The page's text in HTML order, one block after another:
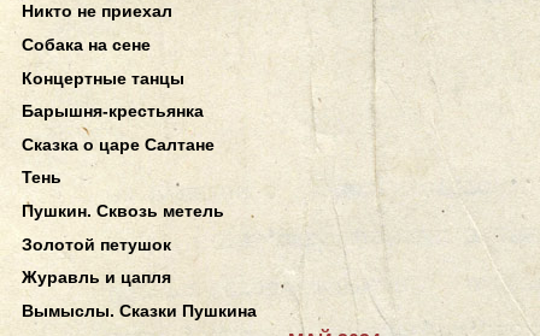
Никто не приехал
Собака на сене
Концертные танцы
Барышня-крестьянка
Сказка о царе Салтане
Тень
Пушкин. Сквозь метель
Золотой петушок
Журавль и цапля
Вымыслы. Сказки Пушкина